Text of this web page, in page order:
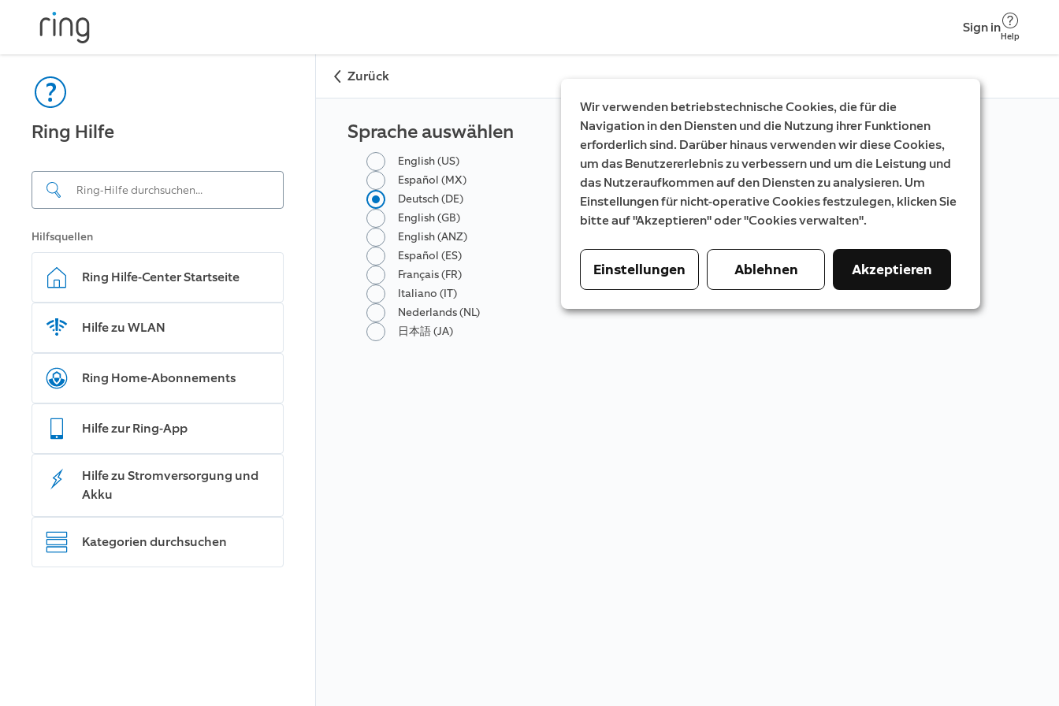
Sign in
Help
Ring Hilfe
Hilfsquellen
Ring Hilfe-Center Startseite
Hilfe zu WLAN
Ring Home-Abonnements
Hilfe zur Ring-App
Hilfe zu Stromversorgung und
Akku
Kategorien durchsuchen
Zurück
Sprache auswählen
English (US)
Español (MX)
Deutsch (DE)
English (GB)
English (ANZ)
Español (ES)
Français (FR)
Italiano (IT)
Nederlands (NL)
日本語 (JA)
Wir verwenden betriebstechnische Cookies, die für die
Navigation in den Diensten und die Nutzung ihrer Funktionen
erforderlich sind. Darüber hinaus verwenden wir diese Cookies,
um das Benutzererlebnis zu verbessern und um die Leistung und
das Nutzeraufkommen auf den Diensten zu analysieren. Um
Einstellungen für nicht-operative Cookies festzulegen, klicken Sie
bitte auf "Akzeptieren" oder "Cookies verwalten".
Einstellungen Ablehnen Akzeptieren